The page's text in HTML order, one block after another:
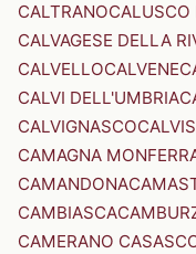
CALTRANOCALUSCO
CALVAGESE DELLA
CALVELLOCALVENE
CALVI DELL'UMBRIA
CALVIGNASCO
CAMAGNA
CAMANDONA
CAMBIASCA
CAMERANO